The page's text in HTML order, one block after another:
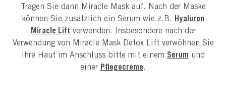
Tragen Sie dann Miracle Mask auf. Nach der Maske
können Sie zusätzlich ein Serum wie z.B.
Hyaluron
Miracle Lift verwenden. Insbesondere nach der
Verwendung von Miracle Mask Detox Lift verwöhnen Sie
Ihre Haut im Anschluss bitte mit einem Serum und
einer Pflegecreme.